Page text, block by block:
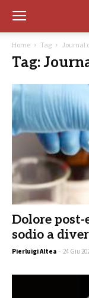
Home Tag Journal
Tag:
Dolore
sodio a
Pierluigi Altea - 24 Giu